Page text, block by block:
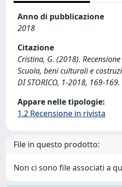
Anno di pubblicazione
2018
Citazione
Cristina, G. (2018).
Scuola, beni culturali e
DI STORICO, 1-2018, 169-169.
Appare nelle tipologie:
1.2 Recensione in rivista
File in questo prodotto:
Non ci sono file associati a